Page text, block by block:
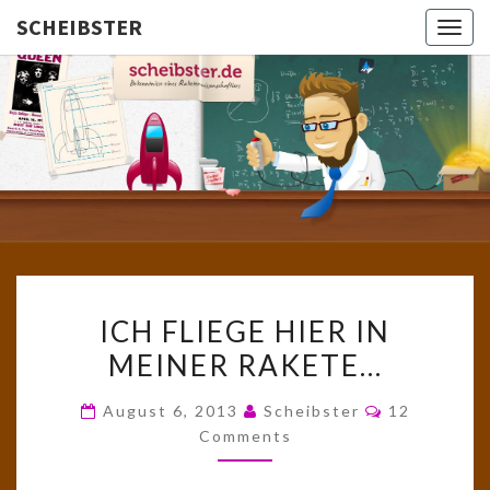
SCHEIBSTER
Gutbürgerliche
Reime Und
Mehr! In
Blogform.
School!
FLIEGE
HIER
MEINER
RAKETE…
ICH FLIEGE HIER IN
MEINER RAKETE…
August 6, 2013 Scheibster Comments
12
Comments